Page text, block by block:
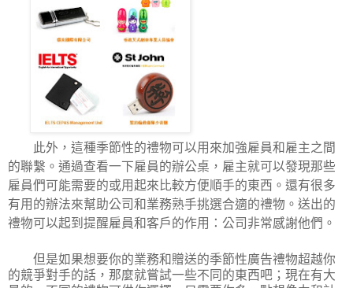
此外，這種季節性的禮物可以用來加強雇員和雇主之間
的聯繫。通過查看一下雇員的辦公桌，雇主就可以發現那些
雇員們可能需要的或用起來比較方便順手的東西。還有很多
有用的辦法來幫助公司和業務熟手挑選合適的禮物。送出的
禮物可以起到提醒雇員和客戶的作用：公司非常感謝他們。
但是如果想要你的業務和贈送的季節性廣告禮物超越你
的競爭對手的話，那麼就嘗試一些不同的東西吧；現在有大